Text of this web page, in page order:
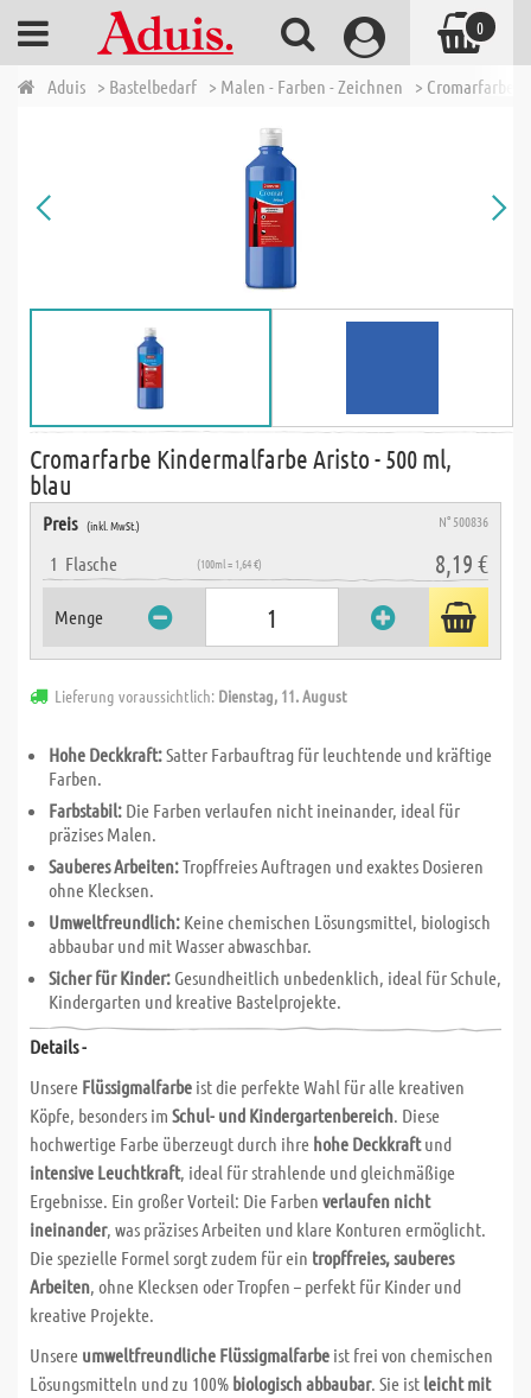
Aduis > Bastelbedarf > Malen - Farben - Zeichnen > Cromarfarben
Cromarfarbe Kindermalfarbe Aristo - 500 ml,
blau
Preis (inkl. MwSt.) N° 500836
1 Flasche (100ml = 1,64 €) 8,19 €
Menge
Lieferung voraussichtlich: Dienstag, 11. August
Hohe Deckkraft:Satter Farbauftrag für leuchtende und kräftige
Farben.
Farbstabil: Die Farben verlaufen nicht ineinander, ideal für
präzises Malen.
Sauberes Arbeiten:Tropffreies Auftragen und exaktes Dosieren
ohne Klecksen.
Umweltfreundlich: Keine chemischen Lösungsmittel, biologisch
abbaubar und mit Wasser abwaschbar.
Sicher für Kinder: Gesundheitlich unbedenklich, ideal für Schule,
Kindergarten und kreative Bastelprojekte.
Details -
Unsere Flüssigmalfarbe ist die perfekte Wahl für alle kreativen
Köpfe, besonders im Schul- und Kindergartenbereich. Diese
hochwertige Farbe überzeugt durch ihre hohe Deckkraftund
intensive Leuchtkraft, ideal für strahlende und gleichmäßige
Ergebnisse. Ein großer Vorteil: Die Farben verlaufen nicht
ineinander, was präzises Arbeiten und klare Konturen ermöglicht.
Die spezielle Formel sorgt zudem für ein tropffreies, sauberes
Arbeiten, ohne Klecksen oder Tropfen – perfekt für Kinder und
kreative Projekte.
Unsere umweltfreundliche Flüssigmalfarbe ist frei von chemischen
Lösungsmitteln und zu 100% biologisch abbaubar. Sie ist leicht mit
0